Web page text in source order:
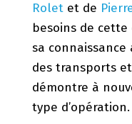
Roletet de
besoins de
sa
des transports
démontre à
type d’opération.